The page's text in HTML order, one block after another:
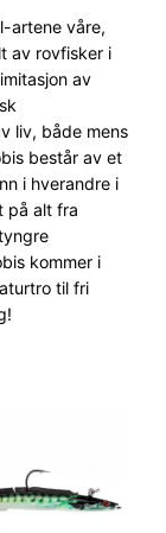
artene våre,
av rovfisker i
av
liv, både mens
består av et
i hverandre i
på alt fra
kommer i
til fri